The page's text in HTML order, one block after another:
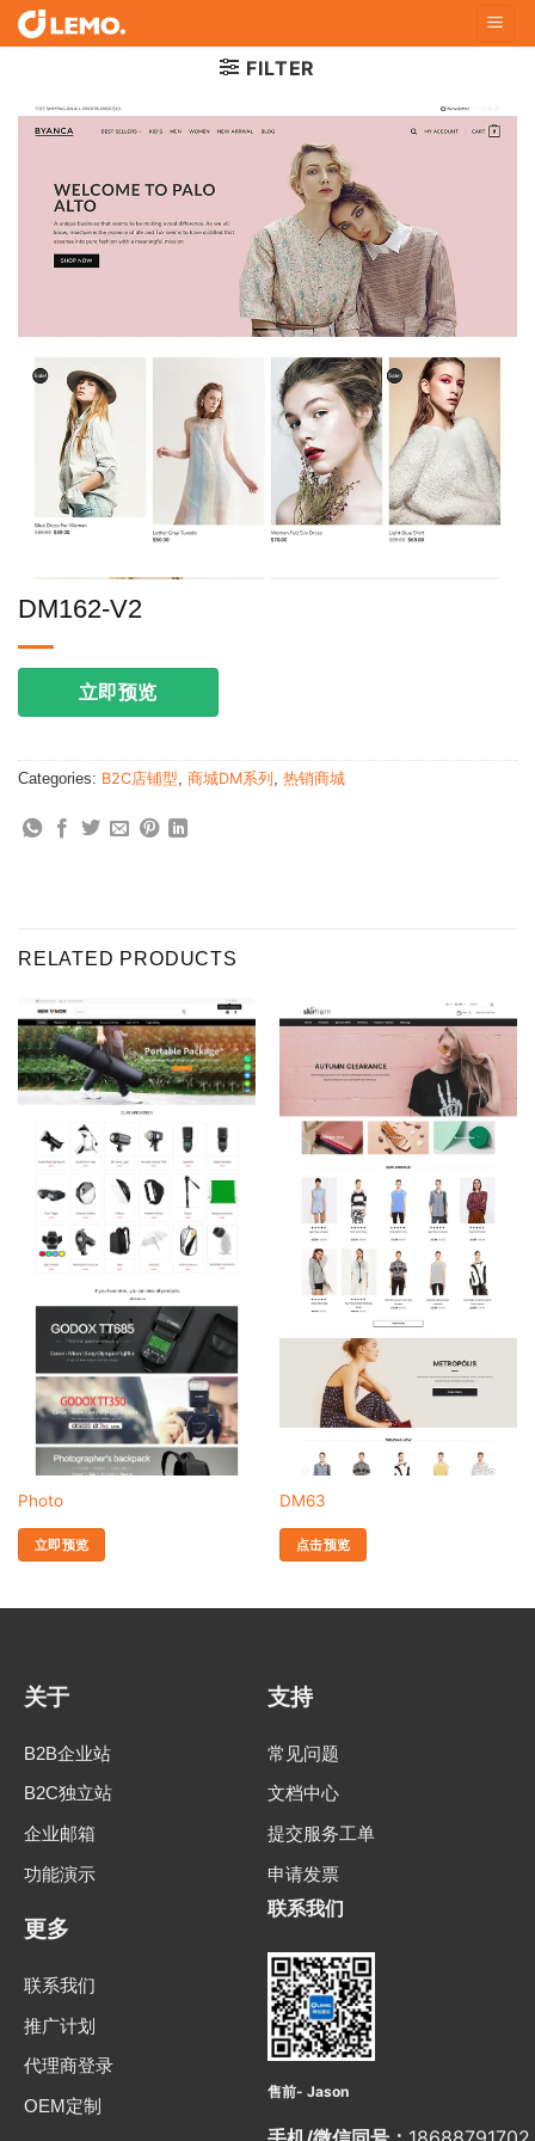
Skip
to
FILTER
DM162-V2
立即预览
Categories: B2C店铺型, 商城DM系列 , 热销商城
RELATED PRODUCTS
Photo
立即预览
DM63
点击预览
关于
B2B企业站
B2C独立站
企业邮箱
功能演示
支持
常见问题
文档中心
提交服务工单
申请发票
更多
联系我们
推广计划
代理商登录
OEM定制
联系我们
售前- Jason